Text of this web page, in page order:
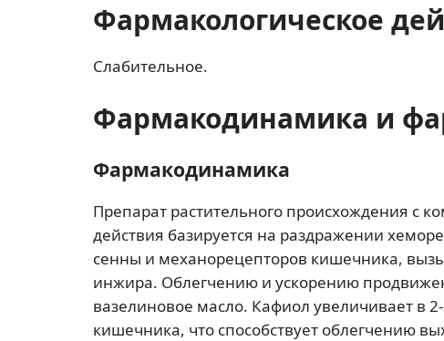
Фармакологическое
Слабительное.
Фармакодинамика и
Фармакодинамика
Препарат растительного происхождения c
действия базируется на раздражении
сенны и механорецепторов кишечника,
инжира. Облегчению и ускорению
вазелиновое масло. Кафиол увеличивает в
кишечника, что способствует облегчению